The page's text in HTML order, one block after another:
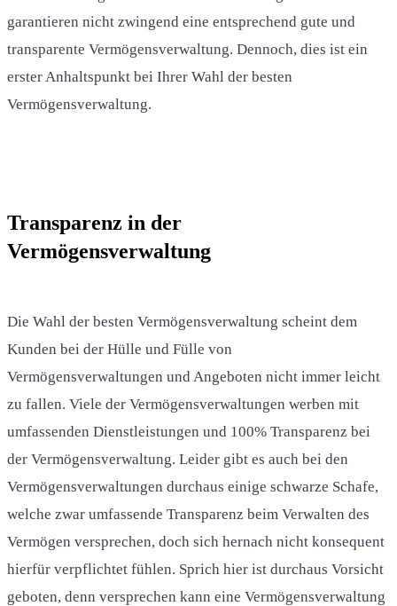
garantieren nicht zwingend eine entsprechend gute und
transparente Vermögensverwaltung. Dennoch, dies ist ein
erster Anhaltspunkt bei Ihrer Wahl der besten
Vermögensverwaltung.
Transparenz in der
Vermögensverwaltung
Die Wahl der besten Vermögensverwaltung scheint dem
Kunden bei der Hülle und Fülle von
Vermögensverwaltungen und Angeboten nicht immer leicht
zu fallen. Viele der Vermögensverwaltungen werben mit
umfassenden Dienstleistungen und 100% Transparenz bei
der Vermögensverwaltung. Leider gibt es auch bei den
Vermögensverwaltungen durchaus einige schwarze Schafe,
welche zwar umfassende Transparenz beim Verwalten des
Vermögen versprechen, doch sich hernach nicht konsequent
hierfür verpflichtet fühlen. Sprich hier ist durchaus Vorsicht
geboten, denn versprechen kann eine Vermögensverwaltung